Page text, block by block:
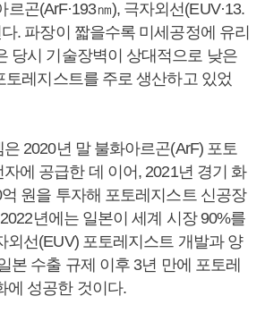
르곤(ArF·193㎚), 극자외선(EUV·13.
. 파장이 짧을수록 미세공정에 유리
당시 기술장벽이 상대적으로 낮은
토레지스트를 주로 생산하고 있었
2020년 말 불화아르곤(ArF) 포토
에 공급한 데 이어, 2021년 경기 화
원을 투자해 포토레지스트 신공장
년에는 일본이 세계 시장 90%를
외선(EUV) 포토레지스트 개발과 양
본 수출 규제 이후 3년 만에 포토레
에 성공한 것이다.